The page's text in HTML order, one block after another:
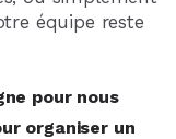
équipe reste
pour nous
organiser un